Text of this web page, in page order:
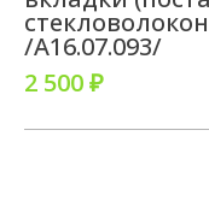
/A16.07.093/
2 500 ₽